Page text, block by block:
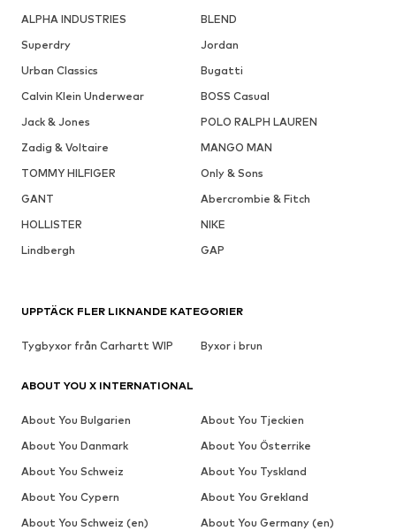
ALPHA INDUSTRIES
BLEND
Superdry
Jordan
Urban Classics
Bugatti
Calvin Klein Underwear
BOSS Casual
Jack & Jones
POLO RALPH LAUREN
Zadig & Voltaire
MANGO MAN
TOMMY HILFIGER
Only & Sons
GANT
Abercrombie & Fitch
HOLLISTER
NIKE
Lindbergh
GAP
UPPTÄCK FLER LIKNANDE KATEGORIER
Tygbyxor från Carhartt WIP Byxor i brun
ABOUT YOU X INTERNATIONAL
About You Bulgarien
About You Tjeckien
About You Danmark
About You Österrike
About You Schweiz
About You Tyskland
About You Cypern
About You Grekland
About You Schweiz (en)
About You Germany (en)